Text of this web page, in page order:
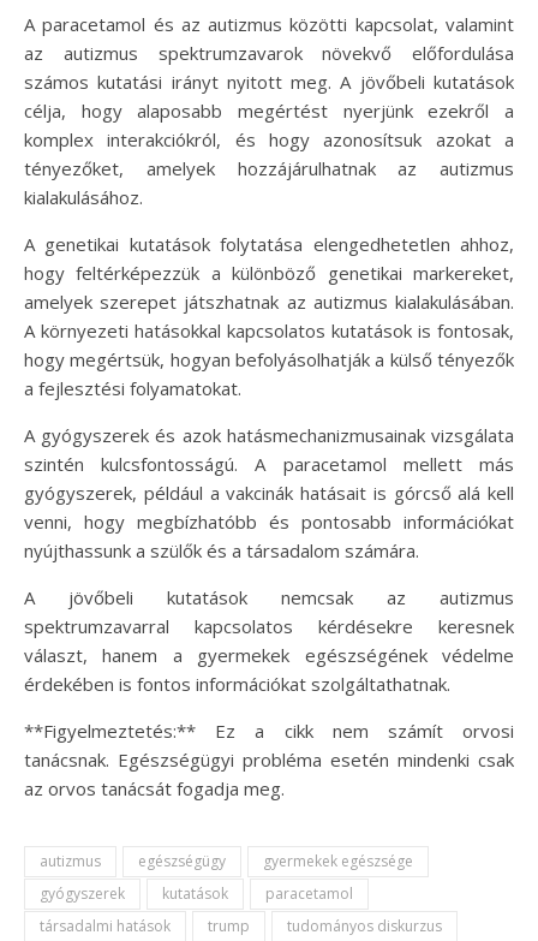
A paracetamol és az autizmus közötti kapcsolat, valamint
az autizmus spektrumzavarok növekvő előfordulása
számos kutatási irányt nyitott meg. A jövőbeli kutatások
célja, hogy alaposabb megértést nyerjünk ezekről a
komplex interakciókról, és hogy azonosítsuk azokat a
tényezőket, amelyek hozzájárulhatnak az autizmus
kialakulásához.
A genetikai kutatások folytatása elengedhetetlen ahhoz,
hogy feltérképezzük a különböző genetikai markereket,
amelyek szerepet játszhatnak az autizmus kialakulásában.
A környezeti hatásokkal kapcsolatos kutatások is fontosak,
hogy megértsük, hogyan befolyásolhatják a külső tényezők
a fejlesztési folyamatokat.
A gyógyszerek és azok hatásmechanizmusainak vizsgálata
szintén kulcsfontosságú. A paracetamol mellett más
gyógyszerek, például a vakcinák hatásait is górcső alá kell
venni, hogy megbízhatóbb és pontosabb információkat
nyújthassunk a szülők és a társadalom számára.
A jövőbeli kutatások nemcsak az autizmus
spektrumzavarral kapcsolatos kérdésekre keresnek
választ, hanem a gyermekek egészségének védelme
érdekében is fontos információkat szolgáltathatnak.
**Figyelmeztetés:** Ez a cikk nem számít orvosi
tanácsnak. Egészségügyi probléma esetén mindenki csak
az orvos tanácsát fogadja meg.
autizmus egészségügy
gyermekek egészsége
gyógyszerek
kutatások
paracetamol
társadalmi hatások
trump
tudományos diskurzus